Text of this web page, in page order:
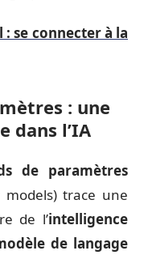
: se connecter à la
: une
dans l’IA
de paramètres
models) trace une
de l’intelligence
de langage